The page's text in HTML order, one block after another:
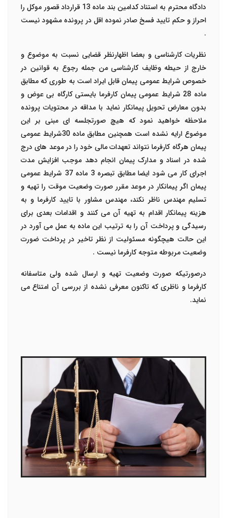
دادگاه محترم به استناد کدامین بند ماده 13 قرارداد قصور موکل را
احراز و حکم تایید فسخ صادر نموده اقل در پرونده مشهود نیست
.
نظریات کارشناسی و بعضا اظهارنظر قضایی نسبت به موضوع و
خارج از حیطه وظایف کارشناسی من جمله رجوع به قوانین در
خصوص شرایط عمومی پیمان قابل ایراد است به طوری که مطابق
ماده 28 شرایط عمومی پیمان کارفرما بایستی کارگاه بی عوض و
بدون معارض تحویل پیمانکار نماید با مداقه در محتویات پرونده
ملاحظه خواهید نمود که هیچ صورتجلسه ای مبنی بر این
موضوع ارایه نشده است همچنین مطابق ماده 30شرایط عمومی
پیمان هرگاه کارفرما نتواند تعهدات مالی خود را در موعد های درج
شده در اسناد و مدارک پیمان انجام دهد موجب افزایش مدت
اجرای کار می شود ایضا مطابق تبصره 3 ماده 37 شرایط عمومی
پیمان اگر پیمانکار در موعد مقرر صورت وضعیت موقت را تهیه و
تسلیم مهندس ناظر نکند، مهندس مشاور با تایید کارفرما و به
هزینه پیمانکار اقدام به تهیه آن می کنند و اقدامات بعدی برای
رسیدگی و پرداخت آن را به ترتیب این ماده به عمل می آورد در
این حالت هیچگونه مسئولیت از نظر تاخیر در پرداخت ضورت
وضعیت مربوطه متوجه کارفرما نیست .
درصورتیکه صورت وضعیت تهیه و ارسال شده ولی متاسفانه
کارفرما و ناظری که تاکنون معرفی نشده از بررسی آن امتناع می
نماید.